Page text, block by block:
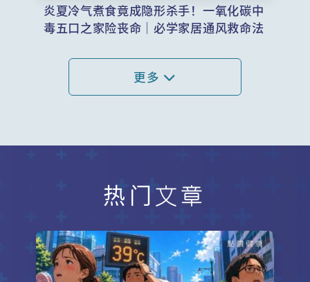
炎夏冷气煮食竟成隐形杀手！一氧化碳中
毒五口之家险丧命｜必学家居通风救命法
更多
热门文章